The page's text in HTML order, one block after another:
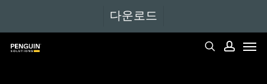
다운로드